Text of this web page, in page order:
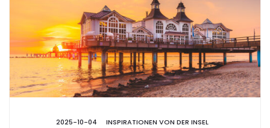
2025-10-04 INSPIRATIONEN VON DER INSEL